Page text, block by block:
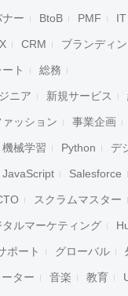
ナー BtoB PMF IT
CRM ブランディ
ト 総務
ニア 新規サービス
ァッション 事業企画
機械学習 Python デ
JavaScript Salesforce
スクラムマスター
タルマーケティング
ポート グローバル
ター 音楽 教育